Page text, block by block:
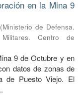
en la Mina 9
(Ministerio de Defensa.
Centro de
9 de Octubre y en
datos de zonas de
de Puesto Viejo. El